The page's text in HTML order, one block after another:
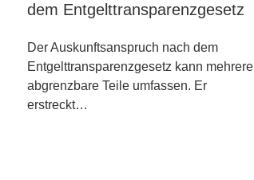
dem Entgelttransparenzgesetz
Der Auskunftsanspruch nach dem
Entgelttransparenzgesetz kann mehrere
abgrenzbare Teile umfassen. Er
erstreckt…